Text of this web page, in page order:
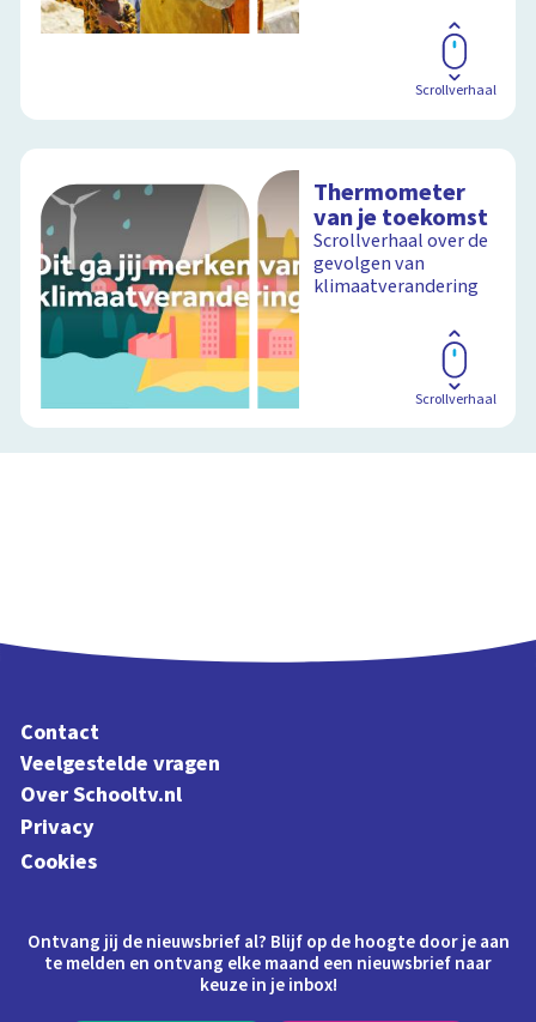
Scrollverhaal
Thermometer
van je toekomst
Scrollverhaal over de
gevolgen van
klimaatverandering
Scrollverhaal
Contact
Veelgestelde vragen
Over Schooltv.nl
Privacy
Cookies
Ontvang jij de nieuwsbrief al? Blijf op de hoogte door je aan
te melden en ontvang elke maand een nieuwsbrief naar
keuze in je inbox!